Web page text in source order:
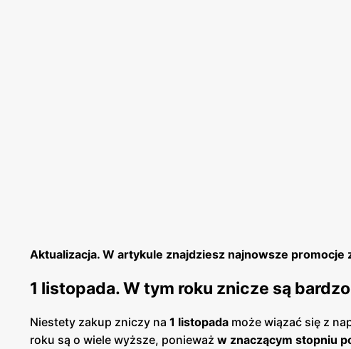
Aktualizacja. W artykule znajdziesz najnowsze promocje
1 listopada. W tym roku znicze są
Niestety zakup zniczy na 1 listopada może wiązać się z
roku są o wiele wyższe, ponieważ w znaczącym stopniu